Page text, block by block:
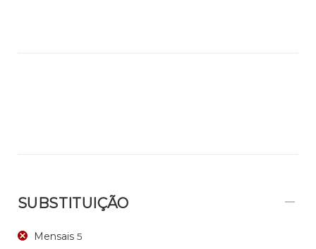
SUBSTITUIÇÃO
Mensais 5